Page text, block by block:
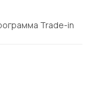
Trade-in